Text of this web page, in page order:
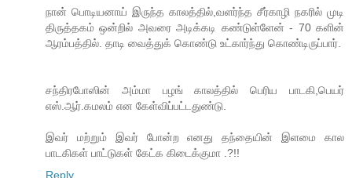
நான் பொடியனாய் இருந்த காலத்தில்,வளர்ந்த சீர்காழி நகரில் முடி
திருத்தகம் ஒன்றில் அவரை அடிக்கடி கண்டுள்ளேன் - 70 களின்
ஆரம்பத்தில். தாடி வைத்துக் கொண்டு உட்கார்ந்து கொண்டிருப்பார்.
சந்திரபோஸின் அம்மா பழங் காலத்தில் பெரிய பாடகி,பெயர்
எஸ்.ஆர்.கமலம் என கேள்விப்பட்டதுண்டு.
இவர் மற்றும் இவர் போன்ற எனது தந்தையின் இளமை கால
பாடகிகள் பாட்டுகள் கேட்க கிடைக்குமா .?!!
Reply